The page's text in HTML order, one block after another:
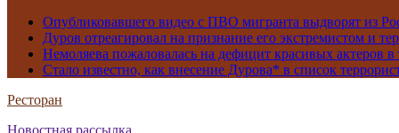
Опубликовавшего видео с ПВО мигранта выдворят из
Дуров отреагировал на признание его экстремистом и
Немоляева пожаловалась на дефицит красивых актеров в
Стало известно, как внесение Дурова* в список
Ресторан
Новостная рассылка